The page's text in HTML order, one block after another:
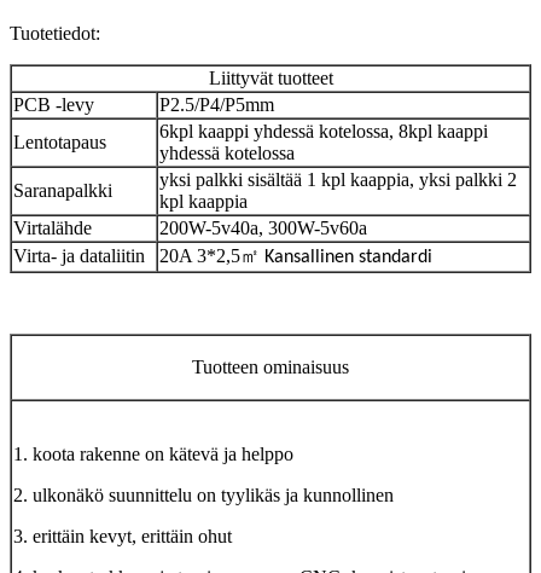
Tuotetiedot:
Liittyvät tuotteet
PCB -levy
P2.5/P4/P5mm
Lentotapaus
6kpl kaappi yhdessä kotelossa, 8kpl kaappi
yhdessä kotelossa
Saranapalkki
yksi palkki sisältää 1 kpl kaappia, yksi palkki 2
kpl kaappia
Virtalähde
200W-5v40a, 300W-5v60a
Virta- ja dataliitin
20A 3*2,5㎡ Kansallinen standardi
Tuotteen ominaisuus
1. koota rakenne on kätevä ja helppo
2. ulkonäkö suunnittelu on tyylikäs ja kunnollinen
3. erittäin kevyt, erittäin ohut